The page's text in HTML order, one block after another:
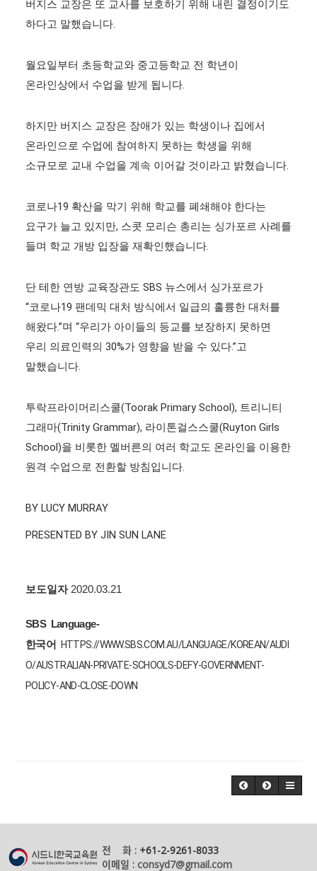
버지스 교장은 또 교사를 보호하기 위해 내린 결정이기도
하다고 말했습니다.
월요일부터 초등학교와 중고등학교 전 학년이
온라인상에서 수업을 받게 됩니다.
하지만 버지스 교장은 장애가 있는 학생이나 집에서
온라인으로 수업에 참여하지 못하는 학생을 위해
소규모로 교내 수업을 계속 이어갈 것이라고 밝혔습니다.
코로나19 확산을 막기 위해 학교를 폐쇄해야 한다는
요구가 늘고 있지만, 스콧 모리슨 총리는 싱가포르 사례를
들며 학교 개방 입장을 재확인했습니다.
단 테한 연방 교육장관도 SBS 뉴스에서 싱가포르가
“코로나19 팬데믹 대처 방식에서 일급의 훌륭한 대처를
해왔다.”며 “우리가 아이들의 등교를 보장하지 못하면
우리 의료인력의 30%가 영향을 받을 수 있다.”고
말했습니다.
투락프라이머리스쿨(Toorak Primary School), 트리니티
그래마(Trinity Grammar), 라이톤걸스스쿨(Ruyton Girls
School)을 비롯한 멜버른의 여러 학교도 온라인을 이용한
원격 수업으로 전환할 방침입니다.
BY LUCY MURRAY
PRESENTED BY JIN SUN LANE
보도일자2020.03.21
SBS Language-
한국어
HTTPS://WWW.SBS.COM.AU/LANGUAGE/KOREAN/AUDI
O/AUSTRALIAN-PRIVATE-SCHOOLS-DEFY-GOVERNMENT-
POLICY-AND-CLOSE-DOWN
전 화 : +61-2-9261-8033
이메일 : consyd7@gmail.com